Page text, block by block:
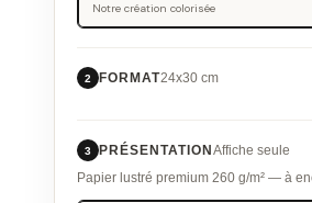
Notre création colorisée
2 FORMAT24x30 cm
3 PRÉSENTATION Affiche seule
Papier lustré premium 260 g/m² — à